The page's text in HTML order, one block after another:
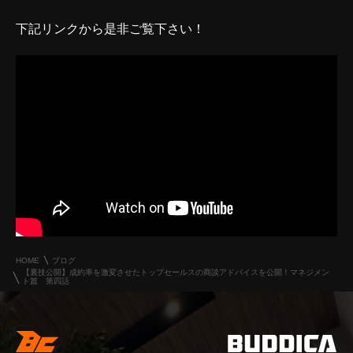
下記リンクから是非ご覧下さい！
HOME
ブログ
【裏技公開】成約率を激変させたトップセールスの商談アドバイスを公開！マネジメン
ト篇 第四話